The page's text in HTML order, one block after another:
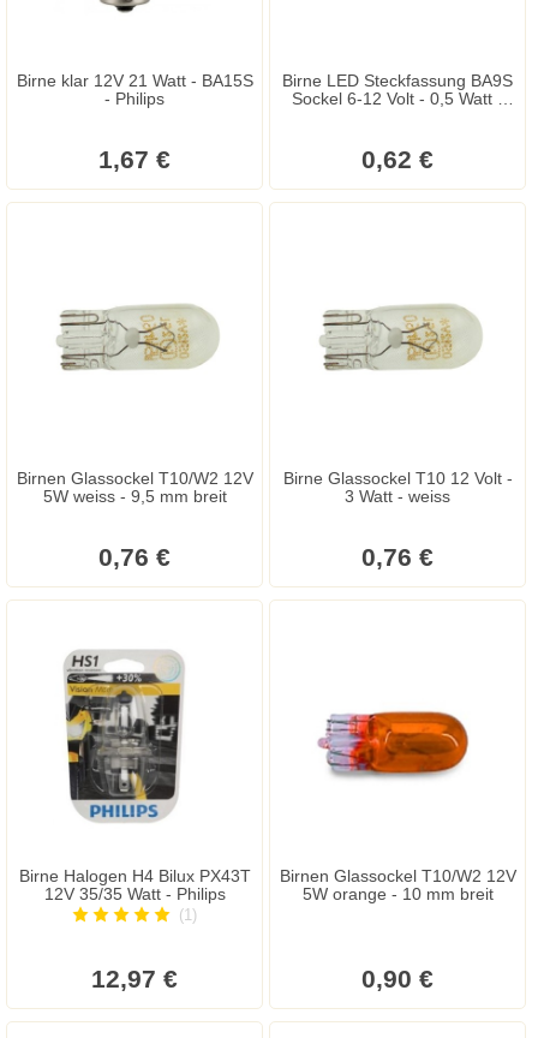
Birne klar 12V 21 Watt - BA15S
- Philips
1,67 €
Birne LED Steckfassung BA9S
Sockel 6-12 Volt - 0,5 Watt -
0,62 €
Birnen Glassockel T10/W2 12V
5W weiss - 9,5 mm breit
0,76 €
Birne Glassockel T10 12 Volt -
3 Watt - weiss
0,76 €
Birne Halogen H4 Bilux PX43T
12V 35/35 Watt - Philips
(1)
12,97 €
Birnen Glassockel T10/W2 12V
5W orange - 10 mm breit
0,90 €